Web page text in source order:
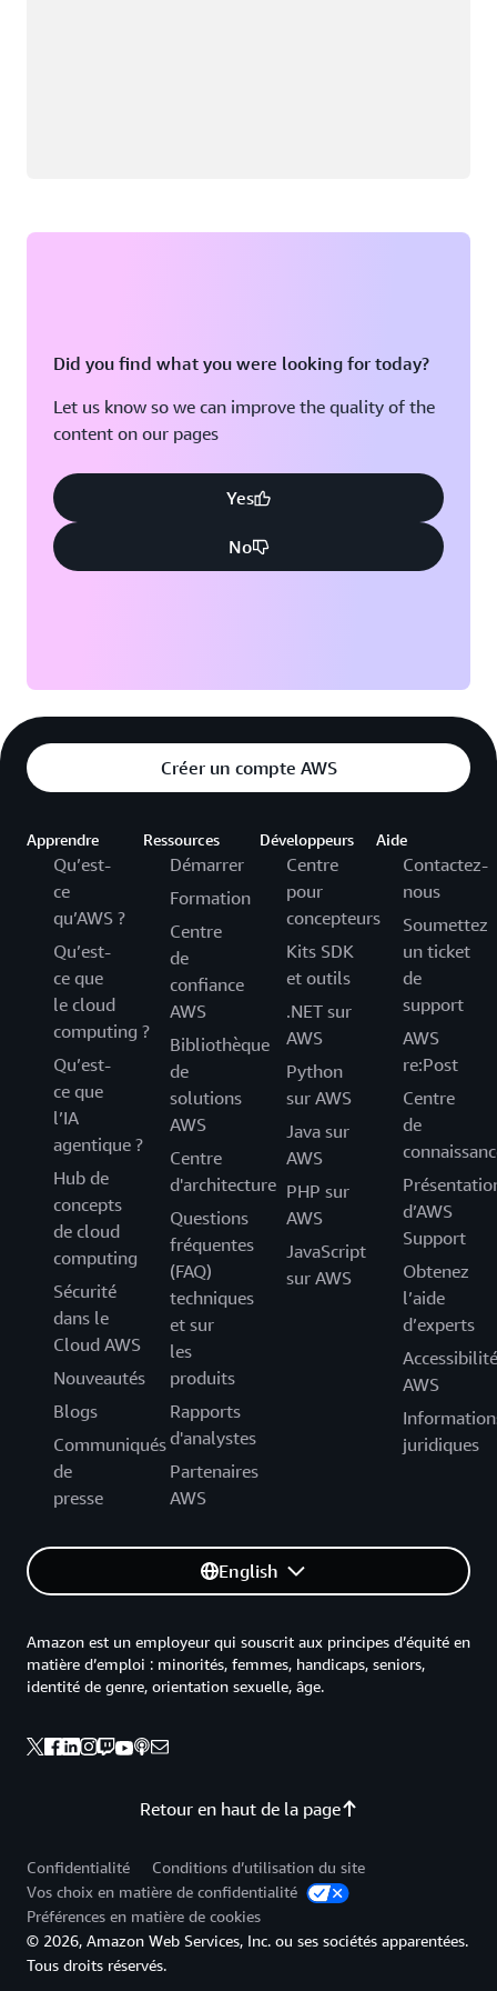
Did you find what you were looking for today?
Let us know so we can improve the quality of the
content on our pages
Yes
No
Créer un compte AWS
Apprendre
Qu’est-
ce
qu’AWS ?
Qu’est-
ce que
le cloud
computing ?
Qu’est-
ce que
l’IA
agentique ?
Hub de
concepts
de cloud
computing
Sécurité
dans le
Cloud AWS
Nouveautés
Blogs
Communiqués
de
presse
Ressources
Démarrer
Formation
Centre
de
confiance
AWS
Bibliothèque
de
solutions
AWS
Centre
d'architecture
Questions
fréquentes
(FAQ)
techniques
et sur
les
produits
Rapports
d'analystes
Partenaires
AWS
Développeurs
Centre
pour
concepteurs
Kits SDK
et outils
.NET sur
AWS
Python
sur AWS
Java sur
AWS
PHP sur
AWS
JavaScript
sur AWS
Aide
Contactez-
nous
Soumettez
un ticket
de
support
AWS
re:Post
Centre
de
d’AWS
Support
Obtenez
l’aide
d’experts
Accessibilité
AWS
juridiques
English
Retour en haut de la page
Amazon est un employeur qui souscrit aux principes d’équité en
matière d’emploi : minorités, femmes, handicaps, seniors,
identité de genre, orientation sexuelle, âge.
Confidentialité
Conditions d’utilisation du site
Vos choix en matière de confidentialité
Préférences en matière de cookies
© 2026, Amazon Web Services, Inc. ou ses sociétés apparentées.
Tous droits réservés.